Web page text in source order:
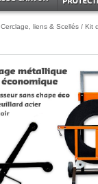
Cerclage, liens & Scellés / Kit